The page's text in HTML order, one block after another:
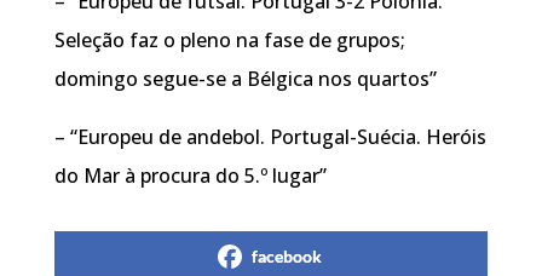
Seleção faz o pleno na fase de grupos;
domingo segue-se a Bélgica nos quartos”
– “Europeu de andebol. Portugal-Suécia. Heróis
do Mar à procura do 5.º lugar”
facebook